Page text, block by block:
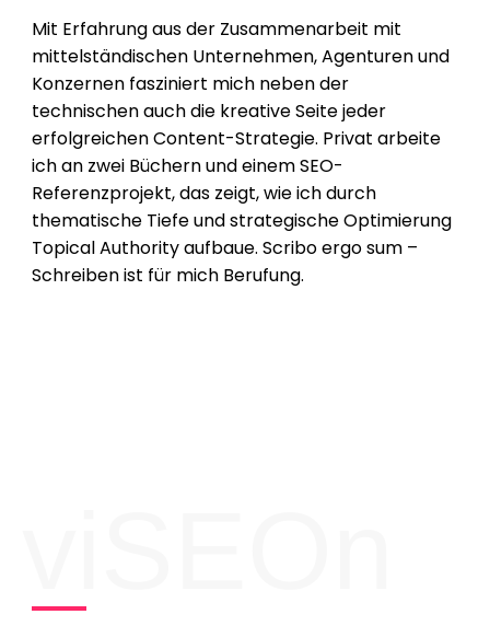
Mit Erfahrung aus der Zusammenarbeit mit
mittelständischen Unternehmen, Agenturen und
Konzernen fasziniert mich neben der
technischen auch die kreative Seite jeder
erfolgreichen Content-Strategie. Privat arbeite
ich an zwei Büchern und einem SEO-
Referenzprojekt, das zeigt, wie ich durch
thematische Tiefe und strategische Optimierung
Topical Authority aufbaue. Scribo ergo sum –
Schreiben ist für mich Berufung.